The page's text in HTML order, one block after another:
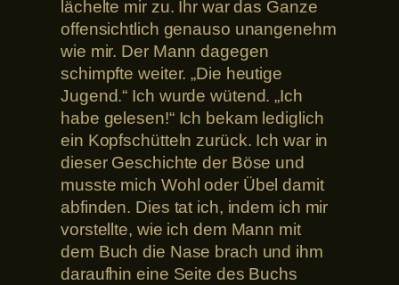
lächelte mir zu. Ihr war das Ganze
offensichtlich genauso unangenehm
wie mir. Der Mann dagegen
schimpfte weiter. „Die heutige
Jugend.“ Ich wurde wütend. „Ich
habe gelesen!“ Ich bekam lediglich
ein Kopfschütteln zurück. Ich war in
dieser Geschichte der Böse und
musste mich Wohl oder Übel damit
abfinden. Dies tat ich, indem ich mir
vorstellte, wie ich dem Mann mit
dem Buch die Nase brach und ihm
daraufhin eine Seite des Buchs